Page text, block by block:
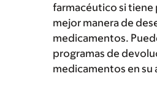
farmacéutico si tiene
mejor manera de
medicamentos.
programas de
medicamentos en su